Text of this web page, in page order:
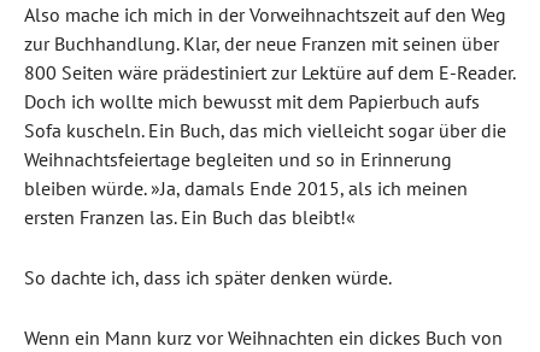
Also mache ich mich in der Vorweihnachtszeit auf den Weg
zur Buchhandlung. Klar, der neue Franzen mit seinen über
800 Seiten wäre prädestiniert zur Lektüre auf dem E-Reader.
Doch ich wollte mich bewusst mit dem Papierbuch aufs
Sofa kuscheln. Ein Buch, das mich vielleicht sogar über die
Weihnachtsfeiertage begleiten und so in Erinnerung
bleiben würde. »Ja, damals Ende 2015, als ich meinen
ersten Franzen las. Ein Buch das bleibt!«
So dachte ich, dass ich später denken würde.
Wenn ein Mann kurz vor Weihnachten ein dickes Buch von